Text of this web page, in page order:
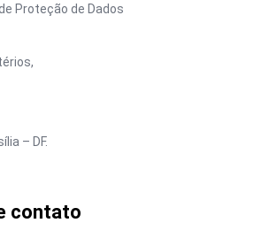
Proteção de Dados
– DF.
contato